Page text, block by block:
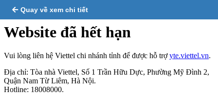
Quay về xem chi tiết